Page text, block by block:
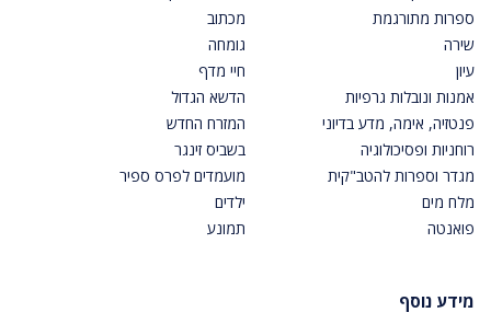
ספרות מתורגמת
שירה
עיון
אמנות ונובלות גרפיות
פנטזיה, אימה, מדע בדיוני
רוחניות ופסיכולוגיה
מגדר וספרות להטב"קית
מלח מים
פואנטה
מכתוב
גומחה
חיי מדף
הדשא הגדול
המזרח החדש
בשביס זינגר
מועמדים לפרס ספיר
ילדים
תמונע
מידע נוסף